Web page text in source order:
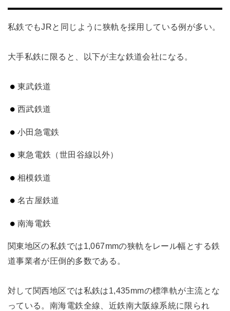
私鉄でもJRと同じように狭軌を採用している例が多い。
大手私鉄に限ると、以下が主な鉄道会社になる。
東武鉄道
西武鉄道
小田急電鉄
東急電鉄（世田谷線以外）
相模鉄道
名古屋鉄道
南海電鉄
関東地区の私鉄では1,067mmの狭軌をレール幅とする鉄
道事業者が圧倒的多数である。
対して関西地区では私鉄は1,435mmの標準軌が主流とな
っている。南海電鉄全線、近鉄南大阪線系統に限られ